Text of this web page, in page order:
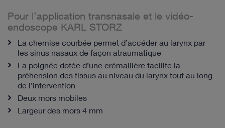
Pour l’application transnasale et le vidéo-
endoscope KARL STORZ
La chemise courbée permet d’accéder au larynx par
les sinus nasaux de façon atraumatique
La poignée dotée d’une crémaillère facilite la
préhension des tissus au niveau du larynx tout au long
de l’intervention
Deux mors mobiles
Largeur des mors 4 mm